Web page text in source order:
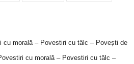
cu morală – Povestiri cu tâlc – Povești de
cu morală – Povestiri cu tâlc –